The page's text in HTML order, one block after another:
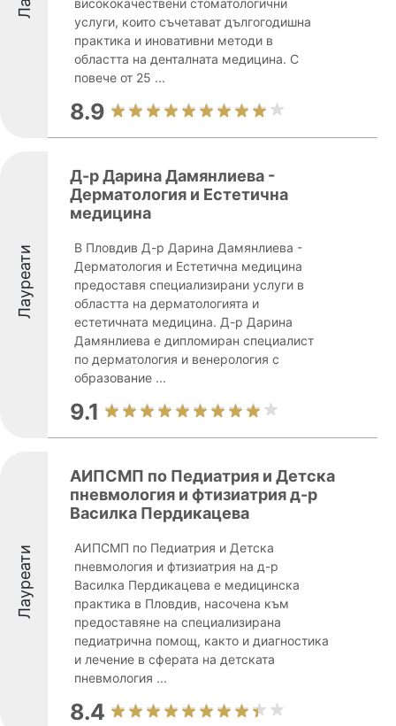
висококачествени стоматологични
услуги, които съчетават дългогодишна
практика и иновативни методи в
областта на денталната медицина. С
повече от 25 ...
8.9
Лауреати
Д-р Дарина Дамянлиева -
Дерматология и Естетична
медицина
В Пловдив Д-р Дарина Дамянлиева -
Дерматология и Естетична медицина
предоставя специализирани услуги в
областта на дерматологията и
естетичната медицина. Д-р Дарина
Дамянлиева е дипломиран специалист
по дерматология и венерология с
образование ...
9.1
Лауреати
АИПСМП по Педиатрия и Детска
пневмология и фтизиатрия д-р
Василка Пердикацева
АИПСМП по Педиатрия и Детска
пневмология и фтизиатрия на д-р
Василка Пердикацева е медицинска
практика в Пловдив, насочена към
предоставяне на специализирана
педиатрична помощ, както и диагностика
и лечение в сферата на детската
пневмология ...
8.4